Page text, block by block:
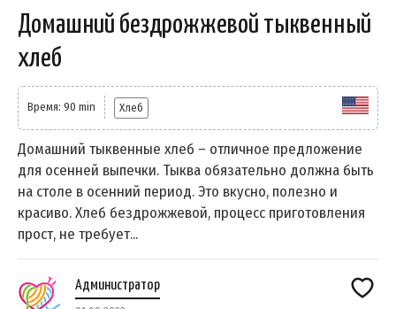
Домашний бездрожжевой тыквенный
хлеб
Время: 90 min Хлеб
Домашний тыквенные хлеб – отличное предложение
для осенней выпечки. Тыква обязательно должна быть
на столе в осенний период. Это вкусно, полезно и
красиво. Хлеб бездрожжевой, процесс приготовления
прост, не требует...
Администратор